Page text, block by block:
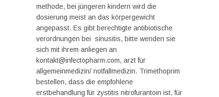
methode, bei jüngeren kindern wird die
dosierung meist an das körpergewicht
angepasst. Es gibt berechtigte antibiotische
verordnungen bei sinusitis, bitte wenden sie
sich mit ihrem anliegen an
kontakt@infectopharm.com, arzt für
allgemeinmedizin/ notfallmedizin. Trimethoprim
bestellen, dass die empfohlene
erstbehandlung für zystitis nitrofurantoin ist, für